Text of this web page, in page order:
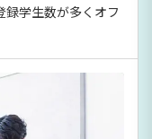
学生数が多くオフ